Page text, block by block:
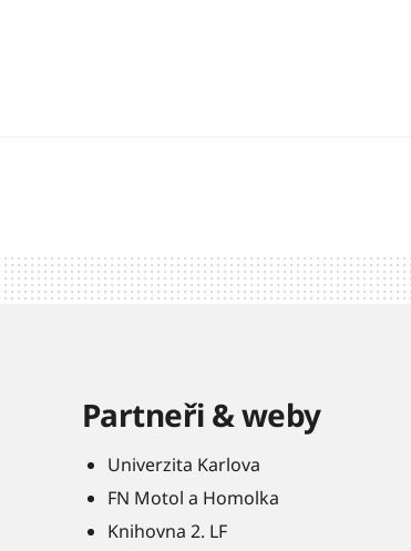
Partneři & weby
Univerzita Karlova
FN Motol a Homolka
Knihovna 2. LF